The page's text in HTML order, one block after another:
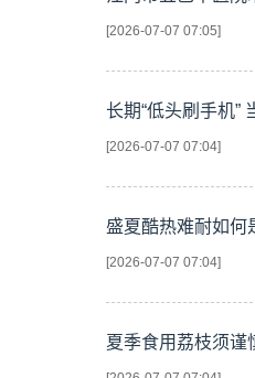
[2026-07-07 07:05]
长期“低头刷手机”
[2026-07-07 07:04]
盛夏酷热难耐如何
[2026-07-07 07:04]
夏季食用荔枝须谨